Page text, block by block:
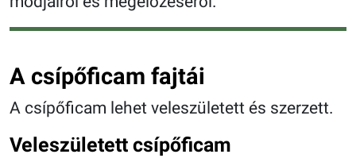
A csípőficam fajtái
A csípőficam lehet veleszületett és szerzett.
Veleszületett csípőficam